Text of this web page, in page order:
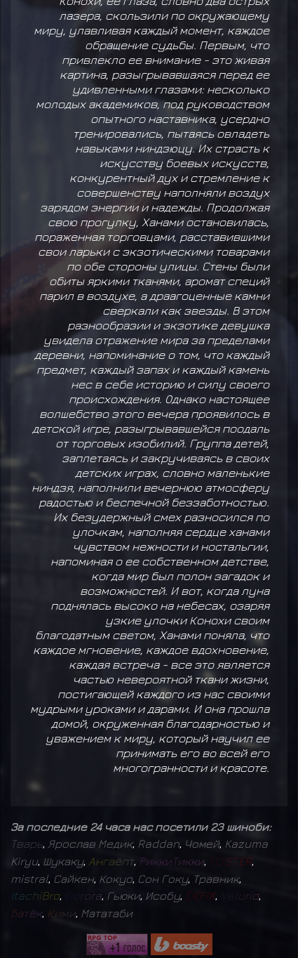
лазера, скользили по окружающему
миру, улавливая каждый момент, каждое
обращение судьбы. Первым, что
привлекло ее внимание - это живая
картина, разыгрывавшаяся перед ее
удивленными глазами: несколько
молодых академиков, под руководством
опытного наставника, усердно
тренировались, пытаясь овладеть
навыками ниндзюцу. Их страсть к
искусству боевых искусств,
конкурентный дух и стремление к
совершенству наполняли воздух
зарядом энергии и надежды. Продолжая
свою прогулку, Ханами остановилась,
пораженная торговцами, расставившими
свои ларьки с экзотическими товарами
по обе стороны улицы. Стены были
обиты яркими тканями, аромат специй
парил в воздухе, а драагоценные камни
сверкали как звезды. В этом
разнообразии и экзотике девушка
увидела отражение мира за пределами
деревни, напоминание о том, что каждый
предмет, каждый запах и каждый камень
нес в себе историю и силу своего
происхождения. Однако настоящее
волшебство этого вечера проявилось в
детской игре, разыгрывавшейся поодаль
от торговых изобилий. Группа детей,
заплетаясь и закручиваясь в своих
детских играх, словно маленькие
ниндзя, наполнили вечернюю атмосферу
радостью и беспечной беззаботностью.
Их безудержный смех разносился по
улочкам, наполняя сердце ханами
чувством нежности и ностальгии,
напоминая о ее собственном детстве,
когда мир был полон загадок и
возможностей. И вот, когда луна
поднялась высоко на небесах, озаряя
узкие улочки Конохи своим
благодатным светом, Ханами поняла, что
каждое мгновение, каждое вдохновение,
каждая встреча - все это является
частью невероятной ткани жизни,
постигающей каждого из нас своими
мудрыми уроками и дарами. И она прошла
домой, окруженная благодарностью и
уважением к миру, который научил ее
принимать его во всей его
многогранности и красоте.
За последние 24 часа нас посетили 23 шиноби:
Тварь Ярослав Медик, Raddan Чомей, Kazuma
Kiryu, Шукаку, Ангаёпт, РиккиТикки, OSTER,
mistral Сайкен, Кокуо Сон Гоку, Травник,
ItachiBro orora Гьюки, Исобу, DEFIX, urio
Батёк, Кими Мататаби